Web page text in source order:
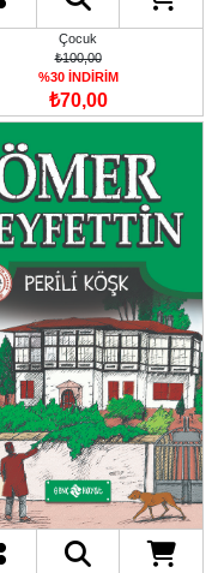
Çocuk
₺100,00
%30 İNDİRİM
₺70,00